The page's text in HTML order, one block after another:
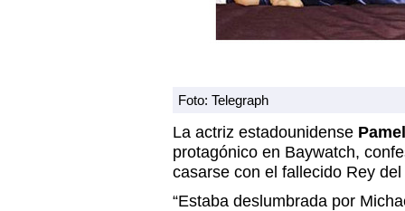
Foto: Telegraph
La actriz estadounidense
protagónico en Baywatch,
casarse con el fallecido Rey
“Estaba deslumbrada por